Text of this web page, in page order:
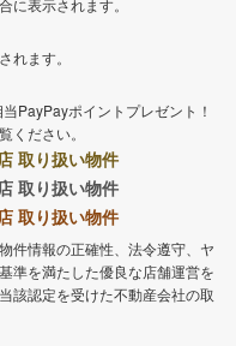
れます。
PayPayポイントプレゼント！
ください。
取り扱い物件
取り扱い物件
取り扱い物件
件情報の正確性、法令遵守、ヤ
準を満たした優良な店舗運営を
該認定を受けた不動産会社の取